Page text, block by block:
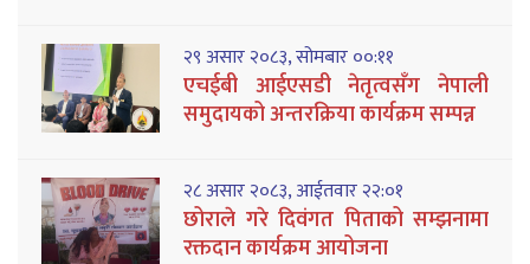
२९ असार २०८३, सोमबार ००:११
एचईबी आईएसडी नेतृत्वसँग नेपाली
समुदायको अन्तरक्रिया कार्यक्रम सम्पन्न
२८ असार २०८३, आईतवार २२:०१
छोराले गरे दिवंगत पिताको सम्झनामा
रक्तदान कार्यक्रम आयोजना